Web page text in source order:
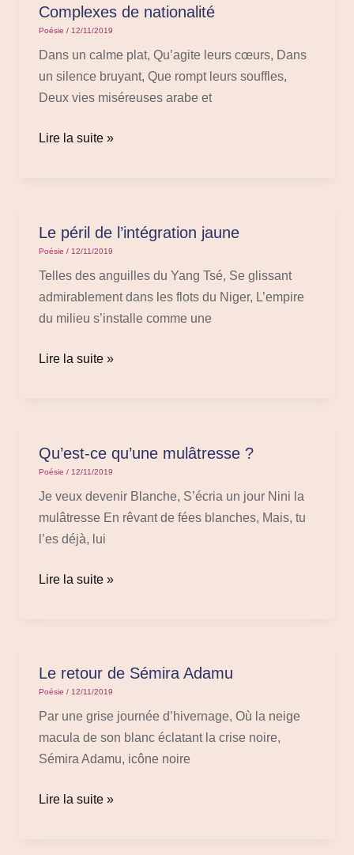
Complexes de nationalité
Poésie / 12/11/2019
Dans un calme plat, Qu’agite leurs cœurs, Dans
un silence bruyant, Que rompt leurs souffles,
Deux vies miséreuses arabe et
Complexes
de
nationalité
Lire la suite »
Le péril de l’intégration jaune
Poésie / 12/11/2019
Telles des anguilles du Yang Tsé, Se glissant
admirablement dans les flots du Niger, L’empire
du milieu s’installe comme une
Le
péril
de
l’intégration
jaune
Lire la suite »
Qu’est-ce qu’une mulâtresse ?
Poésie / 12/11/2019
Je veux devenir Blanche, S’écria un jour Nini la
mulâtresse En rêvant de fées blanches, Mais, tu
l’es déjà, lui
Qu’est-
ce
qu’une
mulâtresse
?
Lire la suite »
Le retour de Sémira Adamu
Poésie / 12/11/2019
Par une grise journée d’hivernage, Où la neige
macula de son blanc éclatant la crise noire,
Sémira Adamu, icône noire
Le
retour
de
Sémira
Adamu
Lire la suite »